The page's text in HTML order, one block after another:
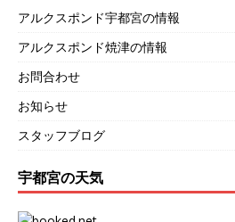
アルクスポンド宇都宮の情報
アルクスポンド焼津の情報
お問合わせ
お知らせ
スタッフブログ
宇都宮の天気